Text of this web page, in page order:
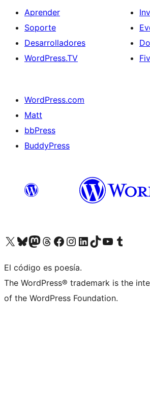
Aprender
Soporte
Desarrolladores
WordPress.TV
WordPress.com
Matt
bbPress
BuddyPress
Visit our X (formerly Twitter) account
Visit our Bluesky account
Visita nuestra cuenta de Twitter
Visit our Threads account
Visita nuestra página de Facebook
Visite nuestra cuenta de Instagram
Visit our LinkedIn account
Visit our TikTok account
Visit our YouTube channel
Visit our Tumblr
El código es poesía.
The WordPress® trademark is the
of the WordPress Foundation.